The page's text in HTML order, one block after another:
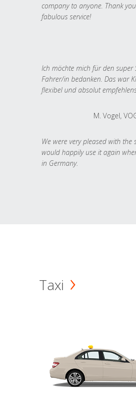
company to anyone. Thank
fabulous service!
Ich möchte mich für den super
Fahrer/in bedanken. Das war
flexibel und absolut
M. Vogel,
We were very pleased with the
would happily use it again
in Germany.
Taxi